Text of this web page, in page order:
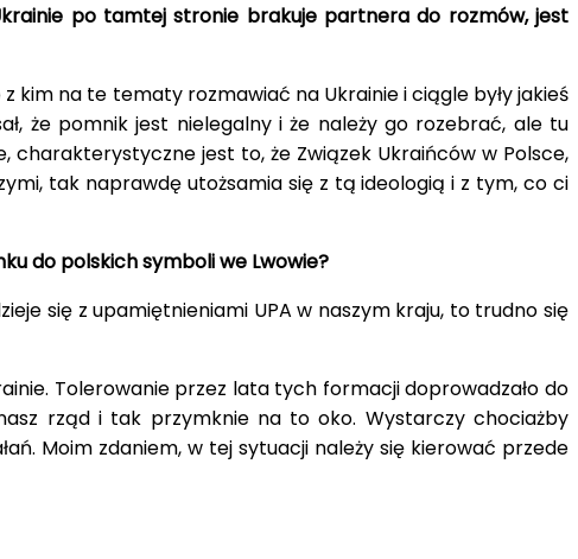
po tamtej stronie brakuje partnera do rozmów, jest
kim na te tematy rozmawiać na Ukrainie i ciągle były jakieś
że pomnik jest nielegalny i że należy go rozebrać, ale tu
charakterystyczne jest to, że Związek Ukraińców w Polsce,
tak naprawdę utożsamia się z tą ideologią i z tym, co ci
do polskich symboli we Lwowie?
się z upamiętnieniami UPA w naszym kraju, to trudno się
Tolerowanie przez lata tych formacji doprowadzało do
rząd i tak przymknie na to oko. Wystarczy chociażby
Moim zdaniem, w tej sytuacji należy się kierować przede